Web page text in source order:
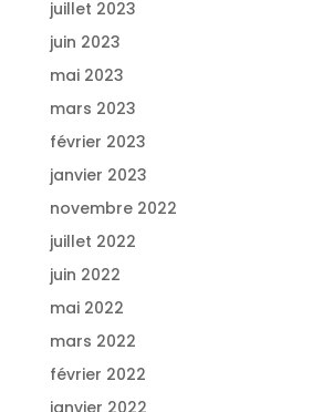
juillet 2023
juin 2023
mai 2023
mars 2023
février 2023
janvier 2023
novembre 2022
juillet 2022
juin 2022
mai 2022
mars 2022
février 2022
janvier 2022